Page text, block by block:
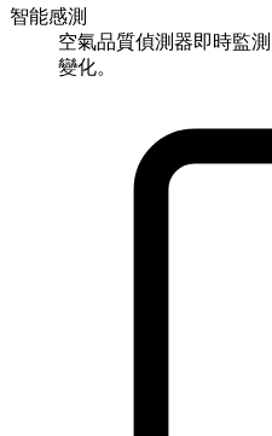
智能感測
空氣品質偵測器即時監
變化。